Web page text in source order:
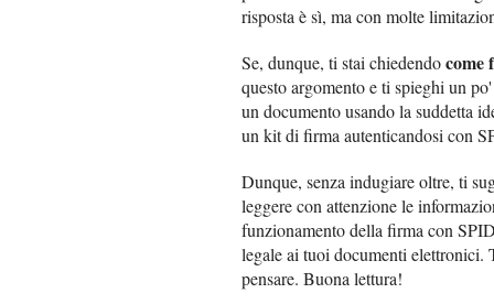
risposta è sì, ma con molte
Se, dunque, ti stai chiedendocome
questo argomento e ti spieghi un
un documento usando la suddetta
un kit di firma autenticandosi con
Dunque, senza indugiare oltre, ti
leggere con attenzione le
funzionamento della firma con
legale ai tuoi documenti elettronici.
pensare. Buona lettura!